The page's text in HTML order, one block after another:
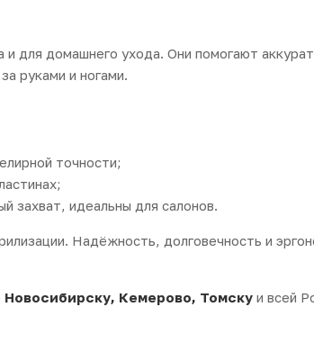
для домашнего ухода. Они помогают
руками и ногами.
точности;
захват, идеальны для салонов.
Надёжность, долговечность и
Новосибирску, Кемерово, Томску и всей